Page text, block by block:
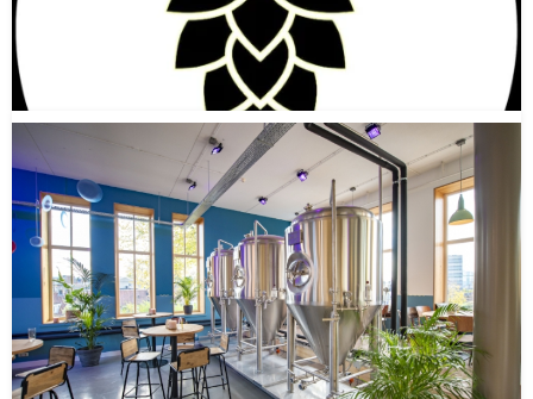
Gelderland (NED)
Gestopt in
Onbekend
Brouwerij de BosEngel
Apeldoorn
Gelderland (NED)